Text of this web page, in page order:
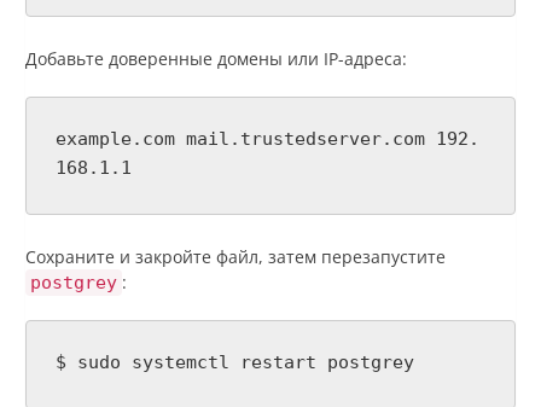
Добавьте доверенные домены или IP-адреса:
example.com mail.trustedserver.com 192.
168.1.1
Сохраните и закройте файл, затем перезапустите
postgrey :
$ sudo systemctl restart postgrey